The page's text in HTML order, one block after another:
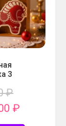
3
₽
₽